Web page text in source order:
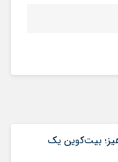
بیت‌کوین یک